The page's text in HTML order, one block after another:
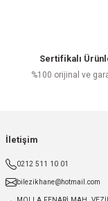
Sertifikalı
%100 orijinal ve
İletişim
0212 511 10 01
bilezikhane@hotmail.com